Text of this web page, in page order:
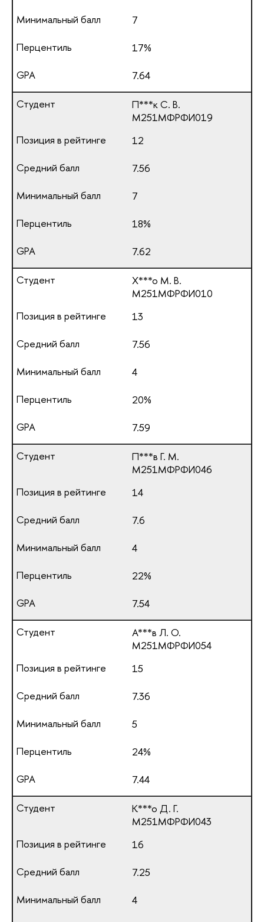
7
17%
7.64
П***к С. В.
М251МФРФИ019
12
7.56
7
18%
7.62
Х***о М. В.
М251МФРФИ010
13
7.56
4
20%
7.59
П***в Г. М.
М251МФРФИ046
14
7.6
4
22%
7.54
А***в Л. О.
М251МФРФИ054
15
7.36
5
24%
7.44
К***о Д. Г.
М251МФРФИ043
16
7.25
4